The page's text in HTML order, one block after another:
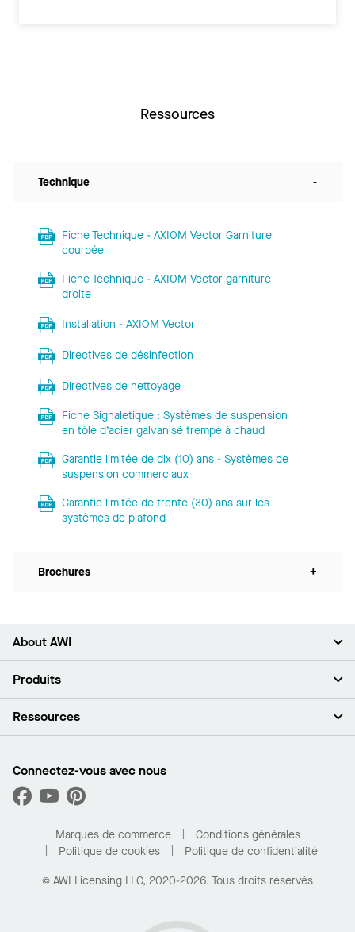
Ressources
Technique -
Fiche Technique - AXIOM Vector Garniture
courbée
Fiche Technique - AXIOM Vector garniture
droite
Installation - AXIOM Vector
Directives de désinfection
Directives de nettoyage
Fiche Signaletique : Systèmes de suspension
en tôle d’acier galvanisé trempé à chaud
Garantie limitée de dix (10) ans - Systèmes de
suspension commerciaux
Garantie limitée de trente (30) ans sur les
systèmes de plafond
Brochures +
About AWI
À propos de nous
Espace presse
Quelles sont mes options d’achat?
Produits
Plafonds
Capacités sur mesure
Performance
Ressources
Trouver un distributeur
Trouver un distributeur
Pour la maison
Connectez-vous avec nous
Marques de commerce
Conditions générales
Politique de cookies
Politique de confidentialité
© AWI Licensing LLC, 2020-2026. Tous droits réservés